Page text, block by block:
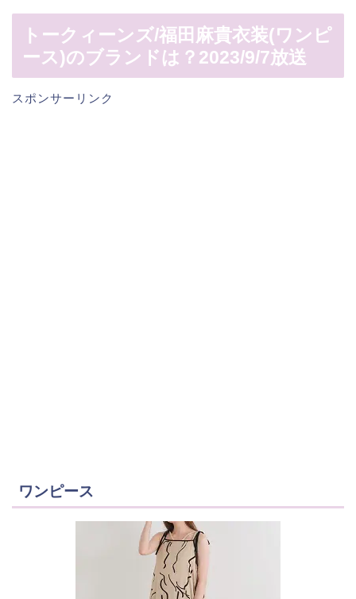
トークィーンズ/福田麻貴衣装(ワンピ
ース)のブランドは？2023/9/7放送
スポンサーリンク
ワンピース